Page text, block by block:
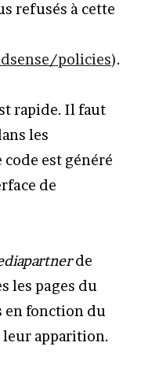
refusés à cette
policies).
rapide. Il faut
les
est généré
de
de
les pages du
en fonction du
leur apparition.